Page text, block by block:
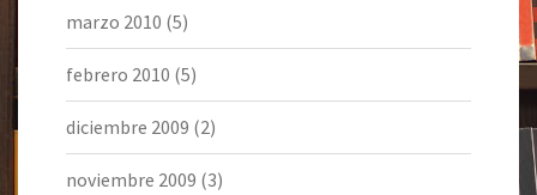
marzo 2010 (5)
febrero 2010 (5)
diciembre 2009 (2)
noviembre 2009 (3)